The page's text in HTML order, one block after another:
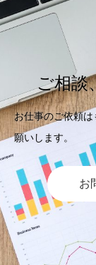
ご相談
お仕事のご依頼
願いします。
お